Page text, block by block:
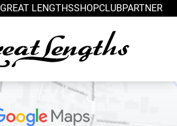
GREAT LENGTHSSHOPCLUBPARTNER